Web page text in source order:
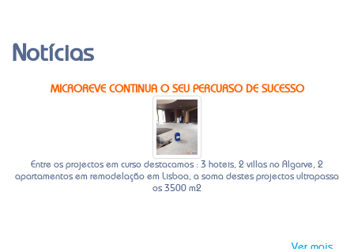
Entre os projectos em curso destacamos : 3 hoteis, 2 villas no Algarve, 2
apartamentos em remodelação em Lisboa, a soma destes projectos ultrapassa
os 3500 m2